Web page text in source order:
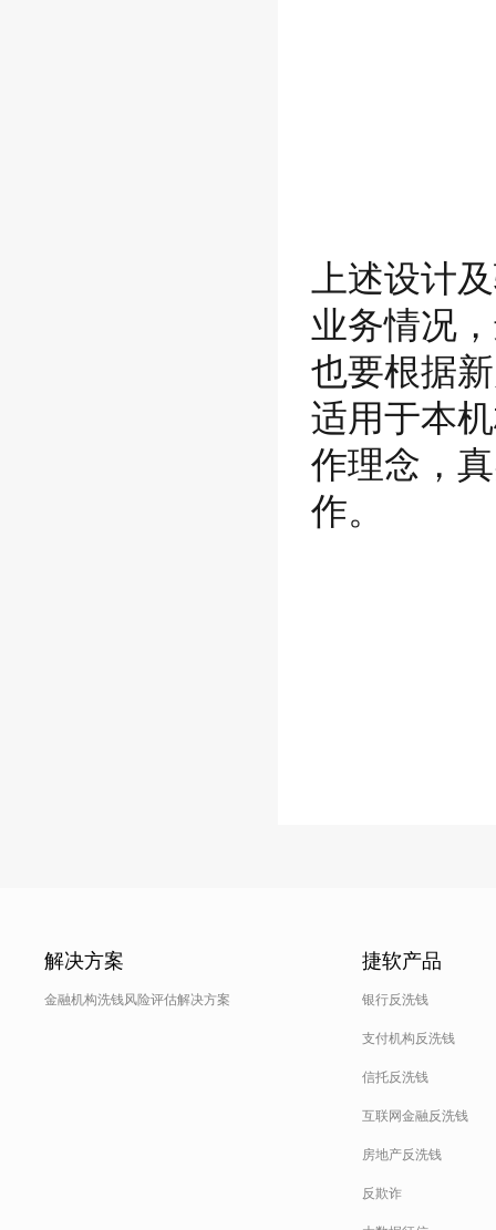
上述设计
业务情况
也要根据
适用于本
作理念，
作。
解决方案
金融机构洗钱风险评估解决方案
捷软产品
银行反洗钱
支付机构反洗钱
信托反洗钱
互联网金融反洗钱
房地产反洗钱
反欺诈